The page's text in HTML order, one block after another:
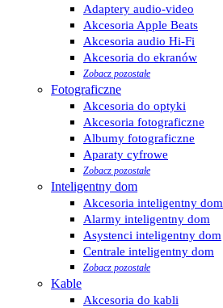
Adaptery audio-video
Akcesoria Apple Beats
Akcesoria audio Hi-Fi
Akcesoria do ekranów
Zobacz pozostałe
Fotograficzne
Akcesoria do optyki
Akcesoria fotograficzne
Albumy fotograficzne
Aparaty cyfrowe
Zobacz pozostałe
Inteligentny dom
Akcesoria inteligentny dom
Alarmy inteligentny dom
Asystenci inteligentny dom
Centrale inteligentny dom
Zobacz pozostałe
Kable
Akcesoria do kabli